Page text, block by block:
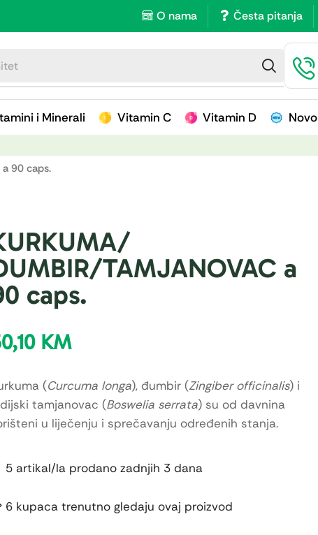
O nama Česta pitanja
i Minerali Vitamin C Vitamin D Novo
a 90 caps.
TAMJANOVAC a
caps.
KM
(Curcuma longa), đumbir (Zingiber officinalis) i
tamjanovac (Boswelia serrata) su od davnina
u liječenju i sprečavanju određenih stanja.
5 artikal/la prodano zadnjih 3 dana
6 kupaca trenutno gledaju ovaj proizvod